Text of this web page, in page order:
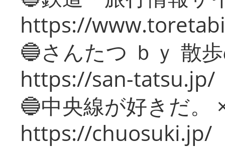
https://
🔵さんたつ ｂｙ 散
https://san-tatsu.jp/
🔵中央線が好きだ。
https://chuosuki.jp/